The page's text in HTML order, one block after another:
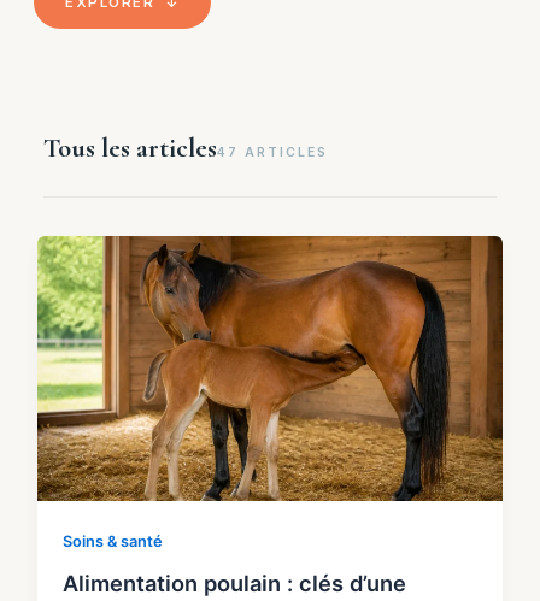
Tous les articles47 ARTICLES
Soins & santé
Alimentation poulain : clés d’une